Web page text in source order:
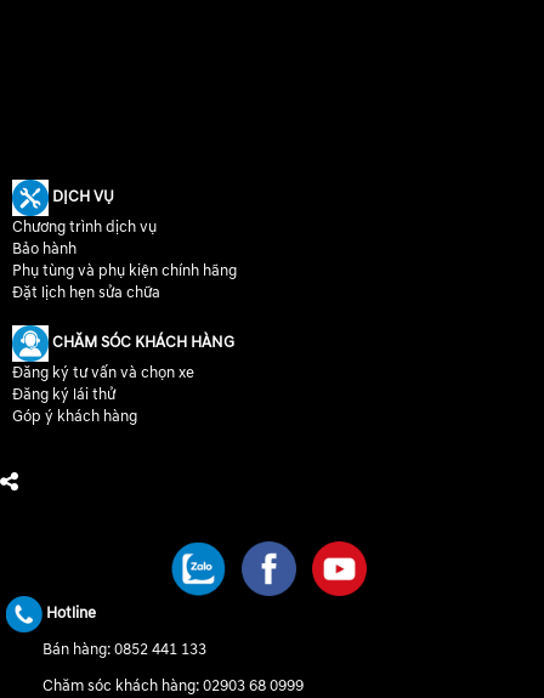
DỊCH VỤ
Chương trình dịch vụ
Bảo hành
Phụ tùng và phụ kiện chính hãng
Đặt lịch hẹn sửa chữa
CHĂM SÓC KHÁCH HÀNG
Đăng ký tư vấn và chọn xe
Đăng ký lái thử
Góp ý khách hàng
Hotline
Bán hàng:0852 441 133
Chăm sóc khách hàng:02903 68 0999